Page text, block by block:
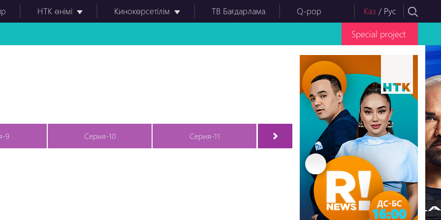
Каз / Рус
НТК өнімі Кинокөрсетілім ТВ Бағдарлама Q-pop
Special project
9 Серия-10 Серия-11 Серия-12 Серия-13